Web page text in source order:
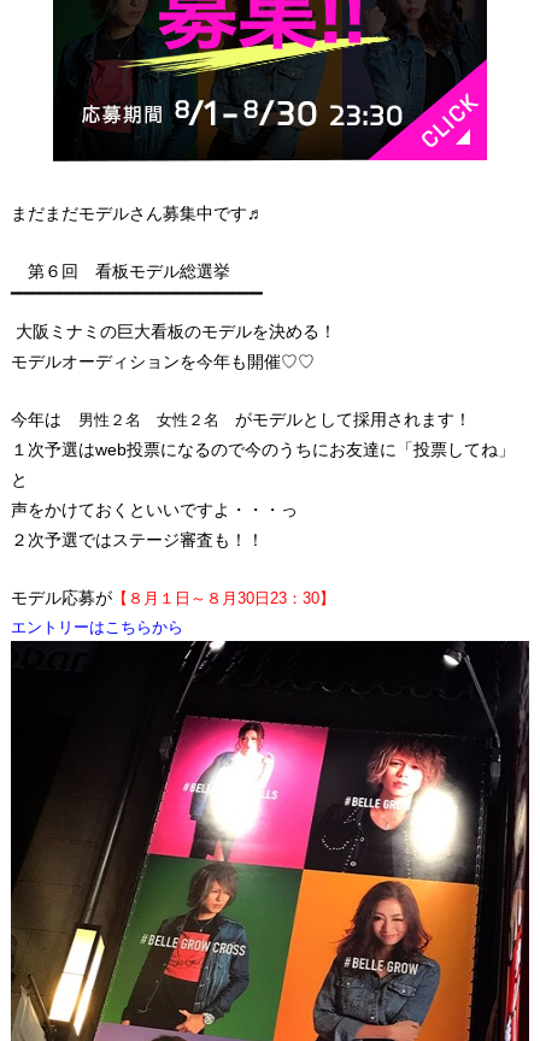
まだまだモデルさん募集中です♬
第６回 看板モデル総選挙
▔▔▔▔▔▔▔▔▔▔▔▔▔▔▔▔▔▔▔
大阪ミナミの巨大看板のモデルを決める！
モデルオーディションを今年も開催♡♡
今年は 男性２名 女性２名 がモデルとして採用されます！
１次予選はweb投票になるので今のうちにお友達に「投票してね」
と
声をかけておくといいですよ・・・っ
２次予選ではステージ審査も！！
モデル応募が【８月１日～８月30日23：30】
エントリーはこちらから